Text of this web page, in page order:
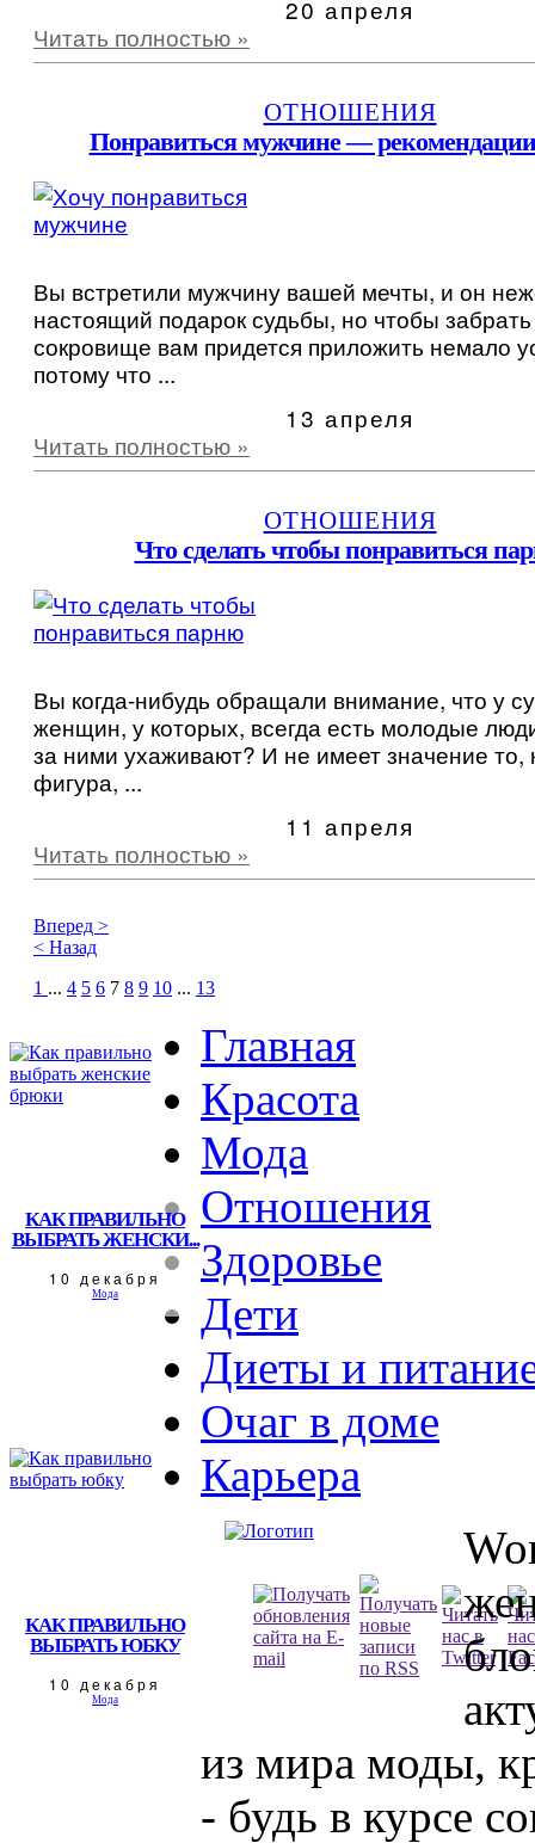
20 апреля
Читать полностью »
ОТНОШЕНИЯ
Понравиться мужчине —
Вы встретили мужчину вашей мечты, и он
настоящий подарок судьбы, но чтобы
сокровище вам придется приложить немало
потому что ...
13 апреля
Читать полностью »
ОТНОШЕНИЯ
Что сделать чтобы понравиться
Вы когда-нибудь обращали внимание, что у
женщин, у которых, всегда есть молодые
за ними ухаживают? И не имеет значение то,
фигура, ...
11 апреля
Читать полностью »
Вперед >
< Назад
1 ... 4 5 6 7 8 9 10 ... 13
КАК ПРАВИЛЬНО
ВЫБРАТЬ ЖЕНСКИ...
10 декабря
Мода
КАК ПРАВИЛЬНО
ВЫБРАТЬ ЮБКУ
10 декабря
Мода
Главная
Красота
Мода
Отношения
Здоровье
Дети
Диеты и
Очаг в доме
Карьера
из мира моды,
- будь в курсе